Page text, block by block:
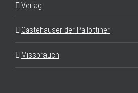
Verlag
Gästehäuser der Pallottiner
Missbrauch